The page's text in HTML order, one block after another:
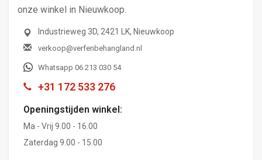
onze winkel in Nieuwkoop.
Industrieweg 3D, 2421 LK, Nieuwkoop
verkoop@verfenbehangland.nl
Whatsapp 06 213 030 54
+31 172 533 276
Openingstijden winkel:
Ma - Vrij 9.00 - 16.00
Zaterdag 9.00 - 15.00